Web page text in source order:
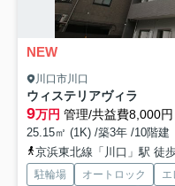
NEW
川口市川口
ウィステリアヴィラ
9万円 管理/共益費8,000円
25.15㎡ (1K) /築3年 /10階建
京浜東北線「川口」駅 徒
駐輪場 オートロック